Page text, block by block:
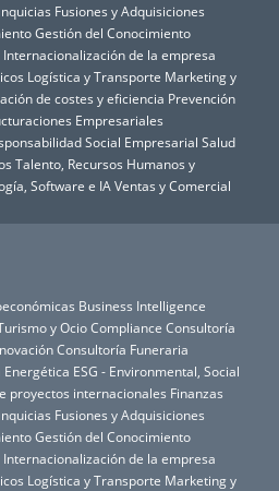
Fusiones y Adquisiciones
Gestión del Conocimiento
Internacionalización de la empresa
Logística y Transporte Marketing y
de costes y eficiencia Prevención
Empresariales
Social Empresarial Salud
Talento, Recursos Humanos y
Software e IA Ventas y Comercial
Business Intelligence
y OcioCompliance Consultoría
Consultoría Funeraria
Energética ESG - Environmental, Social
proyectos internacionales Finanzas
Fusiones y Adquisiciones
Gestión del Conocimiento
Internacionalización de la empresa
Logística y Transporte Marketing y